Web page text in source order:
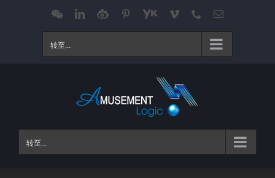
WeChatLinkedIn
Weibo Pinterest
Youku Vimeo Phone电
转至...
转至...